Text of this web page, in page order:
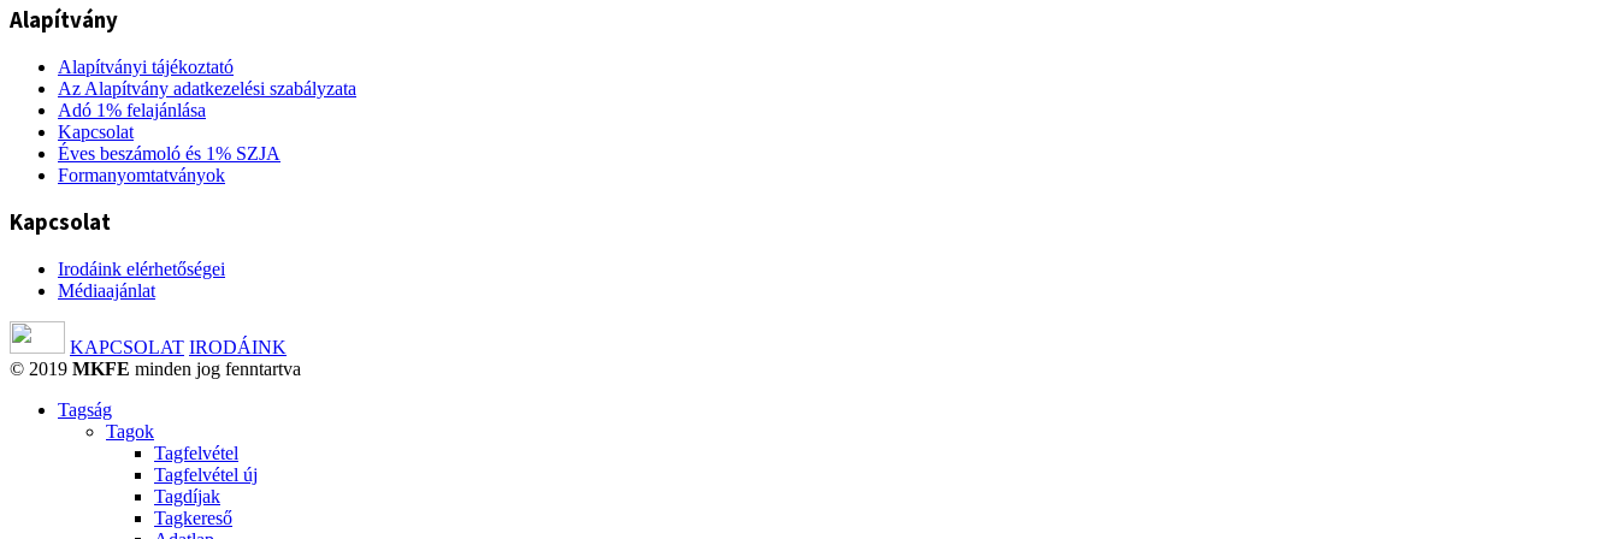
Alapítvány
Alapítványi tájékoztató
Az Alapítvány adatkezelési szabályzata
Adó 1% felajánlása
Kapcsolat
Éves beszámoló és 1% SZJA
Formanyomtatványok
Kapcsolat
Irodáink elérhetőségei
Médiaajánlat
KAPCSOLAT IRODÁINK
© 2019 MKFE minden jog fenntartva
Tagság
Tagok
Tagfelvétel
Tagfelvétel új
Tagdíjak
Tagkereső